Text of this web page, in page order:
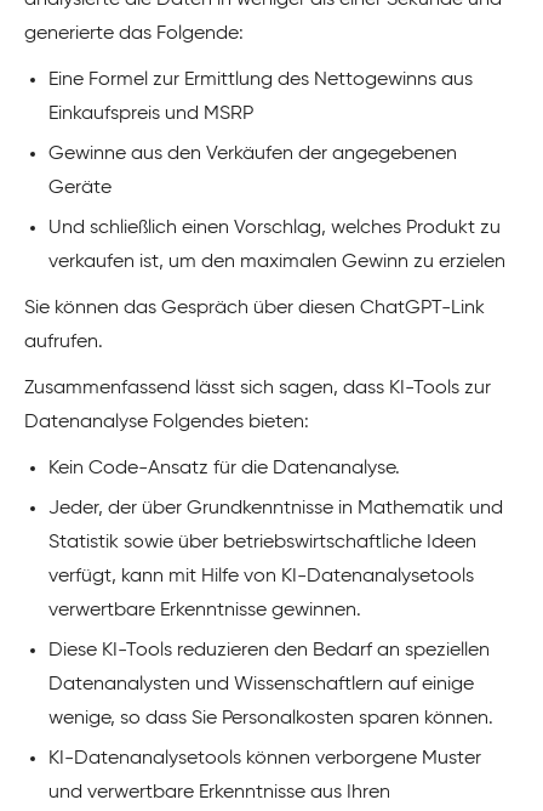
generierte das Folgende:
Eine Formel zur Ermittlung des Nettogewinns aus
Einkaufspreis und MSRP
Gewinne aus den Verkäufen der angegebenen
Geräte
Und schließlich einen Vorschlag, welches Produkt zu
verkaufen ist, um den maximalen Gewinn zu erzielen
Sie können das Gespräch über diesen ChatGPT-Link
aufrufen.
Zusammenfassend lässt sich sagen, dass KI-Tools zur
Datenanalyse Folgendes bieten:
Kein Code-Ansatz für die Datenanalyse.
Jeder, der über Grundkenntnisse in Mathematik und
Statistik sowie über betriebswirtschaftliche Ideen
verfügt, kann mit Hilfe von KI-Datenanalysetools
verwertbare Erkenntnisse gewinnen.
Diese KI-Tools reduzieren den Bedarf an speziellen
Datenanalysten und Wissenschaftlern auf einige
wenige, so dass Sie Personalkosten sparen können.
KI-Datenanalysetools können verborgene Muster
und verwertbare Erkenntnisse aus Ihren